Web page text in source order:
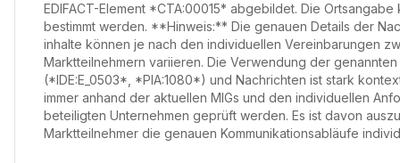
EDIFACT-Element *CTA:00015* abgebildet. Die
bestimmt werden. **Hinweis:** Die genauen Details der
inhalte können je nach den individuellen Vereinbarungen
Marktteilnehmern variieren. Die Verwendung der genannten
(*IDE:E_0503*, *PIA:1080*) und Nachrichten ist stark
immer anhand der aktuellen MIGs und den individuellen
beteiligten Unternehmen geprüft werden. Es ist davon
Marktteilnehmer die genauen Kommunikationsabläufe